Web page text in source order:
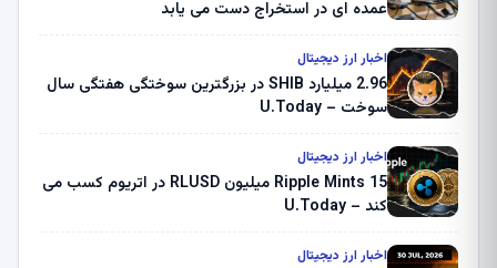
عمده ای در استخراج دست می یابد
اخبار ارز دیجیتال
2.96 میلیارد SHIB در بزرگترین سوختگی هفتگی سال
سوخت – U.Today
اخبار ارز دیجیتال
Ripple Mints 15 میلیون RLUSD در اتریوم کسب می
کند – U.Today
اخبار ارز دیجیتال